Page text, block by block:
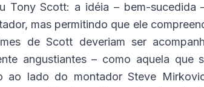
Tony Scott: a idéia – bem-
mas permitindo que ele
de Scott deveriam ser
angustiantes – como aquela
ao lado do montador Steve